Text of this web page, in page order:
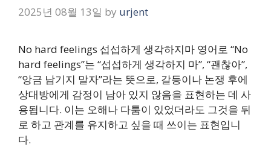
2025년 08월 13일 by urjent
No hard feelings 섭섭하게 생각하지마 영어로 “No
hard feelings”는 “섭섭하게 생각하지 마”, “괜찮아”,
“앙금 남기지 말자”라는 뜻으로, 갈등이나 논쟁 후에
상대방에게 감정이 남아 있지 않음을 표현하는 데 사
용됩니다. 이는 오해나 다툼이 있었더라도 그것을 뒤
로 하고 관계를 유지하고 싶을 때 쓰이는 표현입니
다.